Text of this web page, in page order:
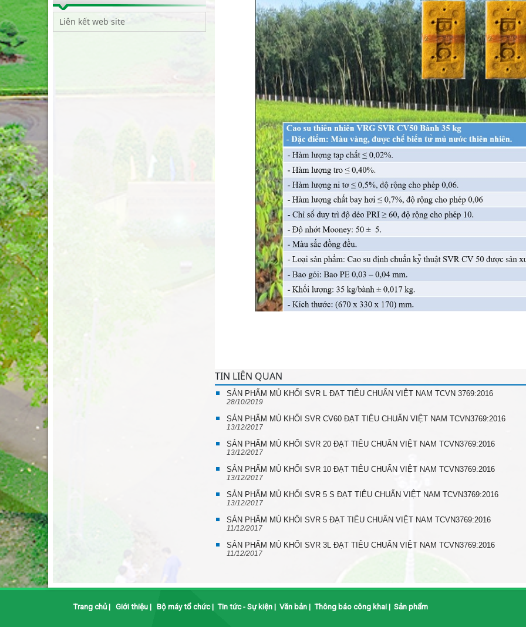
TIN LIÊN QUAN
SẢN PHẨM MỦ KHỐI SVR L ĐẠT TIÊU CHUẨN VIỆT NAM TCVN 3769:2016
28/10/2019
SẢN PHẨM MỦ KHỐI SVR CV60 ĐẠT TIÊU CHUẨN VIỆT NAM TCVN3769:2016
13/12/2017
SẢN PHẨM MỦ KHỐI SVR 20 ĐẠT TIÊU CHUẨN VIỆT NAM TCVN3769:2016
13/12/2017
SẢN PHẨM MỦ KHỐI SVR 10 ĐẠT TIÊU CHUẨN VIỆT NAM TCVN3769:2016
13/12/2017
SẢN PHẨM MỦ KHỐI SVR 5 S ĐẠT TIÊU CHUẨN VIỆT NAM TCVN3769:2016
13/12/2017
SẢN PHẨM MỦ KHỐI SVR 5 ĐẠT TIÊU CHUẨN VIỆT NAM TCVN3769:2016
11/12/2017
SẢN PHẨM MỦ KHỐI SVR 3L ĐẠT TIÊU CHUẨN VIỆT NAM TCVN3769:2016
11/12/2017
Trang chủ| Giới thiệu| Bộ máy tổ chức| Tin tức - Sự kiện| Văn bản| Thông báo công khai| Sản phẩm